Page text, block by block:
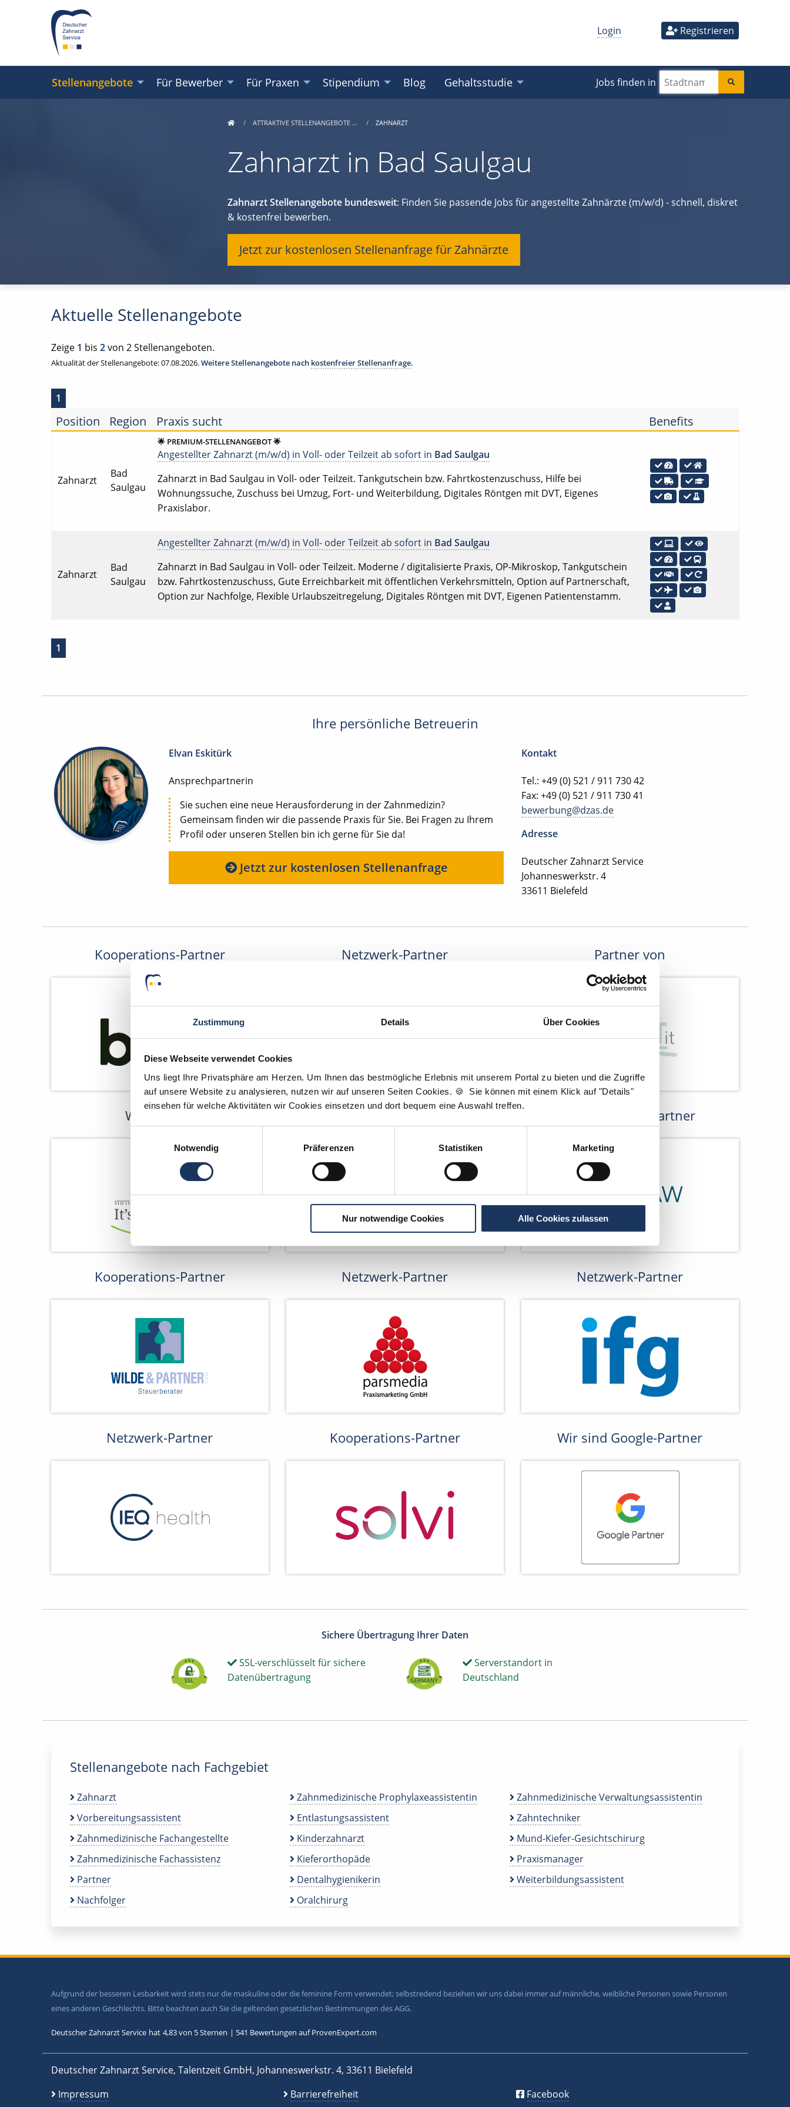
Zustimmung Details Über Cookies
Diese Webseite verwendet Cookies
Uns liegt Ihre Privatsphäre am Herzen. Um Ihnen das bestmögliche Erlebnis mit unserem Portal zu bieten und die Zugriffe
auf unsere Website zu analysieren, nutzen wir auf unseren Seiten Cookies. 🍪 Sie können mit einem Klick auf "Details"
einsehen für welche Aktivitäten wir Cookies einsetzen und dort bequem eine Auswahl treffen.
Notwendig
Präferenzen Statistiken Marketing
Nur notwendige Cookies Alle Cookies zulassen
Login Registrieren
Stellenangebote Für Bewerber Für Praxen Stipendium Blog Gehaltsstudie Jobs finden in
ATTRAKTIVE STELLENANGEBOTE … ZAHNARZT
Zahnarzt in Bad Saulgau
Zahnarzt Stellenangebote bundesweit: Finden Sie passende Jobs für angestellte Zahnärzte (m/w/d) - schnell, diskret
& kostenfrei bewerben.
Jetzt zur kostenlosen Stellenanfrage für Zahnärzte
Aktuelle Stellenangebote
Zeige 1 bis 2von 2 Stellenangeboten.
Aktualität der Stellenangebote: 07.08.2026.Weitere Stellenangebote nach kostenfreier Stellenanfrage.
1
Position Region Praxis sucht Benefits
Zahnarzt
Bad
Saulgau
🌟 PREMIUM-STELLENANGEBOT 🌟
Angestellter Zahnarzt (m/w/d) in Voll- oder Teilzeit ab sofort in Bad Saulgau
Zahnarzt in Bad Saulgau in Voll- oder Teilzeit. Tankgutschein bzw. Fahrtkostenzuschuss, Hilfe bei
Wohnungssuche, Zuschuss bei Umzug, Fort- und Weiterbildung, Digitales Röntgen mit DVT, Eigenes
Praxislabor.
Zahnarzt
Bad
Saulgau
Angestellter Zahnarzt (m/w/d) in Voll- oder Teilzeit ab sofort in Bad Saulgau
Zahnarzt in Bad Saulgau in Voll- oder Teilzeit. Moderne / digitalisierte Praxis, OP-Mikroskop, Tankgutschein
bzw. Fahrtkostenzuschuss, Gute Erreichbarkeit mit öffentlichen Verkehrsmitteln, Option auf Partnerschaft,
Option zur Nachfolge, Flexible Urlaubszeitregelung, Digitales Röntgen mit DVT, Eigenen Patientenstamm.
1
Ihre persönliche Betreuerin
Elvan Eskitürk
Ansprechpartnerin
Sie suchen eine neue Herausforderung in der Zahnmedizin?
Gemeinsam finden wir die passende Praxis für Sie. Bei Fragen zu Ihrem
Profil oder unseren Stellen bin ich gerne für Sie da!
Jetzt zur kostenlosen Stellenanfrage
Kontakt
Tel.: +49 (0) 521 / 911 730 42
Fax: +49 (0) 521 / 911 730 41
bewerbung@dzas.de
Adresse
Deutscher Zahnarzt Service
Johanneswerkstr. 4
33611 Bielefeld
Kooperations-Partner Netzwerk-Partner Partner von
Wir fördern Wir pflanzen Bäume Kooperations-Partner
Kooperations-Partner Netzwerk-Partner Netzwerk-Partner
Netzwerk-Partner Kooperations-Partner Wir sind Google-Partner
Sichere Übertragung Ihrer Daten
SSL-verschlüsselt für sichere
Datenübertragung
Serverstandort in
Deutschland
Stellenangebote nach Fachgebiet
Zahnarzt
Vorbereitungsassistent
Zahnmedizinische Fachangestellte
Zahnmedizinische Fachassistenz
Partner
Nachfolger
Zahnmedizinische Prophylaxeassistentin
Entlastungsassistent
Kinderzahnarzt
Kieferorthopäde
Dentalhygienikerin
Oralchirurg
Zahnmedizinische Verwaltungsassistentin
Zahntechniker
Mund-Kiefer-Gesichtschirurg
Praxismanager
Weiterbildungsassistent
Aufgrund der besseren Lesbarkeit wird stets nur die maskuline oder die feminine Form verwendet; selbstredend beziehen wir uns dabei immer auf männliche, weibliche Personen sowie Personen
eines anderen Geschlechts. Bitte beachten auch Sie die geltenden gesetzlichen Bestimmungen des AGG.
Deutscher Zahnarzt Service hat 4,83von 5Sternen | 541 Bewertungen auf ProvenExpert.com
Deutscher Zahnarzt Service, Talentzeit GmbH, Johanneswerkstr. 4, 33611 Bielefeld
Impressum
Barrierefreiheit Facebook